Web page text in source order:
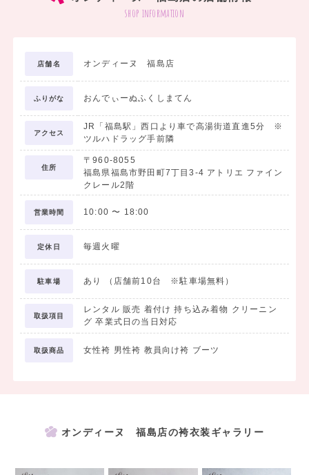
3. 長襦袢
4. 袴下
5. 重衿
6. 巾着
7. 草履
学生最後の思い出を記念写真に残したい方におすすめです。
＜プラン内容＞
・前撮り着付け
・前撮りヘアセット
・前撮りメイクアップ
・全身カットデータ
全身カットはデータでのお渡しとなるため、
shop information
店舗名 オンディーヌ 福島店
ふりがな おんでぃーぬふくしまてん
アクセス
JR「福島駅」西口より車で高湯街道直進5分 ※
ツルハドラッグ手前隣
住所
〒960-8055
福島県福島市野田町7丁目3-4 アトリエ ファイン
クレール2階
営業時間 10:00 〜 18:00
定休日 毎週火曜
駐車場 あり （店舗前10台 ※駐車場無料）
取扱項目
レンタル 販売 着付け 持ち込み着物 クリーニン
グ 卒業式日の当日対応
取扱商品 女性袴 男性袴 教員向け袴 ブーツ
オンディーヌ 福島店の袴衣装ギャラリー